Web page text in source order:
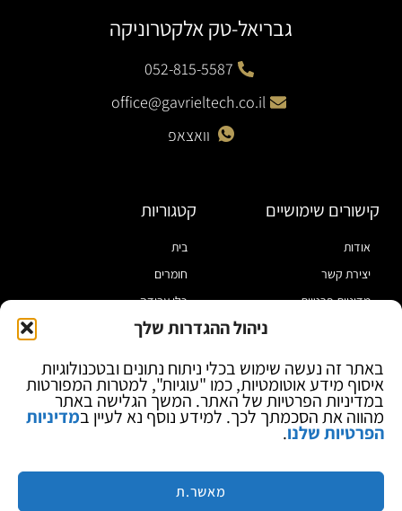
ניהול ההגדרות שלך
באתר זה נעשה שימוש בכלי ניתוח נתונים ובטכנולוגיות
איסוף מידע אוטומטיות, כמו "עוגיות", למטרות המפורטות
במדיניות הפרטיות של האתר. המשך הגלישה באתר
מהווה את הסכמתך לכך. למידע נוסף נא לעיין במדיניות
הפרטיות שלנו.
מאשר.ת
גבריאל-טק אלקטרוניקה
052-815-5587
office@gavrieltech.co.il
וואצאפ
קישורים שימושיים
אודות
יצירת קשר
מדיניות פרטיות
בלוג
קטגוריות
בית
חומרים
כלי עבודה
מוצרי הלחמה
ספקי כח ומודדים
ציוד אופטי להגדלה
מותגים